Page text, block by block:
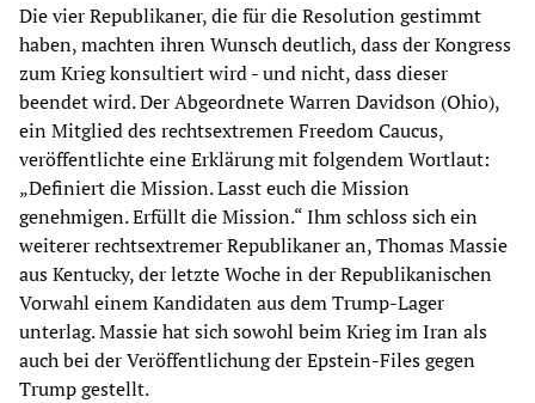
Die vier Republikaner, die für die Resolution gestimmt
haben, machten ihren Wunsch deutlich, dass der Kongress
zum Krieg konsultiert wird - und nicht, dass dieser
beendet wird. Der Abgeordnete Warren Davidson (Ohio),
ein Mitglied des rechtsextremen Freedom Caucus,
veröffentlichte eine Erklärung mit folgendem Wortlaut:
„Definiert die Mission. Lasst euch die Mission
genehmigen. Erfüllt die Mission.“ Ihm schloss sich ein
weiterer rechtsextremer Republikaner an, Thomas Massie
aus Kentucky, der letzte Woche in der Republikanischen
Vorwahl einem Kandidaten aus dem Trump-Lager
unterlag. Massie hat sich sowohl beim Krieg im Iran als
auch bei der Veröffentlichung der Epstein-Files gegen
Trump gestellt.